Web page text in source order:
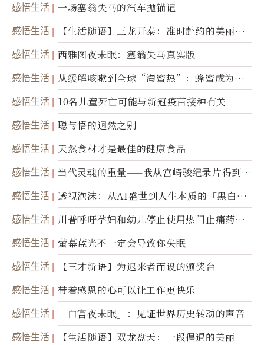
感悟生活 一场塞翁失马的汽车抛锚记
感悟生活
【生活随语】三龙开泰：准时赴约的美丽震
撼
感悟生活 西雅图夜未眠：塞翁失马真实版
感悟生活
从缓解咳嗽到全球“淘蜜热”：蜂蜜成为健
康产业前沿商品
感悟生活 10名儿童死亡可能与新冠疫苗接种有关
感悟生活 聪与悟的迥然之别
感悟生活 天然食材才是最佳的健康食品
感悟生活
当代灵魂的重量——我从宫崎骏纪录片得到的
省思
感悟生活
透视泡沫：从AI盛世到人生本质的「黑白一
瞬」
感悟生活
川普呼吁孕妇和幼儿停止使用热门止痛药泰
诺
感悟生活 萤幕蓝光不一定会导致你失眠
感悟生活 【三才新语】为迟来者而设的颁奖台
感悟生活 带着感恩的心可以让工作更快乐
感悟生活 「白宫夜未眠」：见证世界历史转动的声音
感悟生活 【生活随语】双龙盘天：一段偶遇的美丽